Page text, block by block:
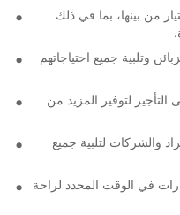
من بينها، بما في ذلك
وتلبية جميع احتياجاتهم
لتوفير المزيد من
والشركات لتلبية جميع
في الوقت المحدد لراحة